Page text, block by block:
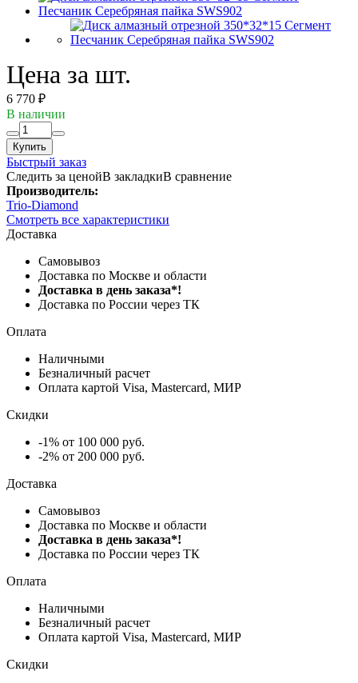
Цена за шт.
6 770 ₽
В наличии
Купить
Быстрый заказ
Следить за ценойВ закладкиВ сравнение
Производитель:
Trio-Diamond
Смотреть все характеристики
Доставка
Самовывоз
Доставка по Москве и области
Доставка в день заказа*!
Доставка по России через ТК
Оплата
Наличными
Безналичный расчет
Оплата картой Visa, Mastercard, МИР
Скидки
-1% от 100 000 руб.
-2% от 200 000 руб.
Доставка
Самовывоз
Доставка по Москве и области
Доставка в день заказа*!
Доставка по России через ТК
Оплата
Наличными
Безналичный расчет
Оплата картой Visa, Mastercard, МИР
Скидки